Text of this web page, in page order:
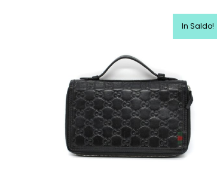
In Saldo!